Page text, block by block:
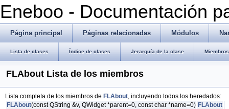
Eneboo - Documentación
Página principal Páginas relacionadas Módulos
Lista de clases Índice de clases Jerarquía de la clase
FLAbout Lista de los miembros
Lista completa de los miembros de FLAbout, incluyendo todos los heredados:
FLAbout(const QString &v, QWidget *parent=0, const char *name=0) FLAbout